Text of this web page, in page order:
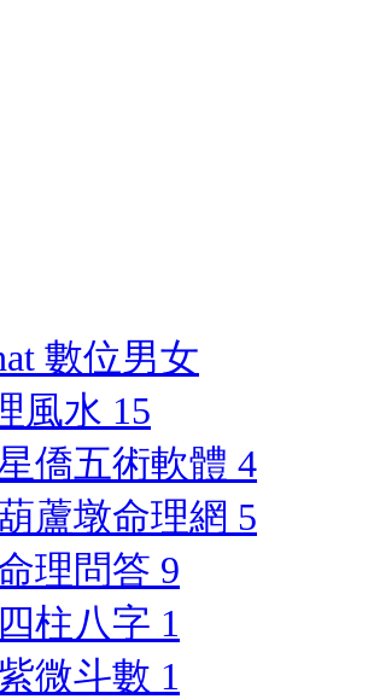
數位男女
風水 15
僑五術軟體 4
蘆墩命理網 5
理問答 9
四柱八字 1
微斗數 1